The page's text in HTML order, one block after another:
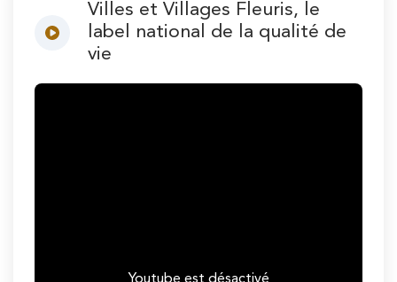
Villes et Villages Fleuris, le
label national de la qualité de
vie